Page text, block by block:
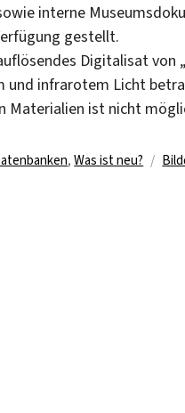
interne
gestellt.
Digitalisat von
und infrarotem Licht
Materialien ist nicht
,Was ist neu?